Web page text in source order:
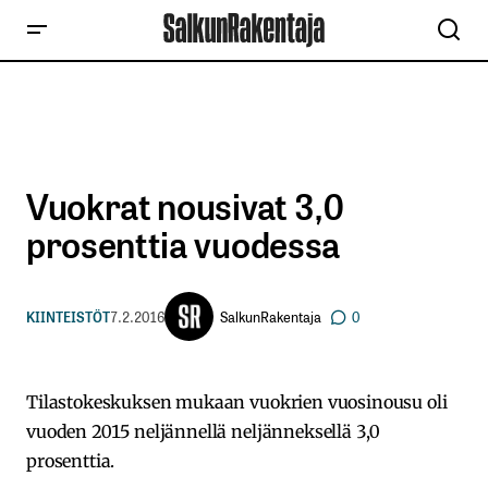
Vuokrat nousivat 3,0
prosenttia vuodessa
KIINTEISTÖT7.2.2016 SalkunRakentaja 0
Tilastokeskuksen mukaan vuokrien vuosinousu oli
vuoden 2015 neljännellä neljänneksellä 3,0
prosenttia.